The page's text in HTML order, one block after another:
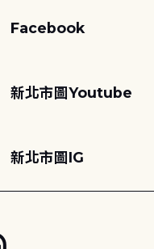
Facebook
新北市圖Youtube
新北市圖IG